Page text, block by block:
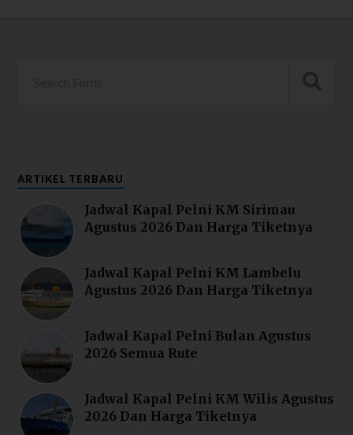
ARTIKEL TERBARU
Jadwal Kapal Pelni KM Sirimau
Agustus 2026 Dan Harga Tiketnya
Jadwal Kapal Pelni KM Lambelu
Agustus 2026 Dan Harga Tiketnya
Jadwal Kapal Pelni Bulan Agustus
2026 Semua Rute
Jadwal Kapal Pelni KM Wilis Agustus
2026 Dan Harga Tiketnya